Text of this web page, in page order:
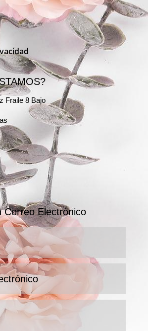
Fraile 8 Bajo
Correo Electrónico